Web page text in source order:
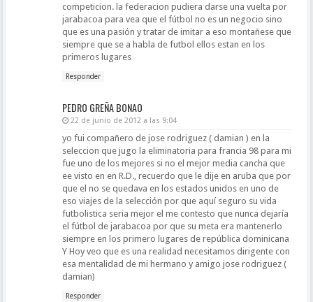
competicion. la federacion pudiera darse una vuelta por
jarabacoa para vea que el fútbol no es un negocio sino
que es una pasión y tratar de imitar a eso montañese que
siempre que se a habla de futbol ellos estan en los
primeros lugares
Responder
PEDRO GREÑA BONAO
22 de junio de 2012 a las 9:04
yo fui compañero de jose rodriguez ( damian ) en la
seleccion que jugo la eliminatoria para francia 98 para mi
fue uno de los mejores si no el mejor media cancha que
ee visto en en R.D., recuerdo que le dije en aruba que por
que el no se quedava en los estados unidos en uno de
eso viajes de la selección por que aquí seguro su vida
futbolistica seria mejor el me contesto que nunca dejaría
el fútbol de jarabacoa por que su meta era mantenerlo
siempre en los primero lugares de república dominicana
Y Hoy veo que es una realidad necesitamos dirigente con
esa mentalidad de mi hermano y amigo jose rodriguez (
damian)
Responder